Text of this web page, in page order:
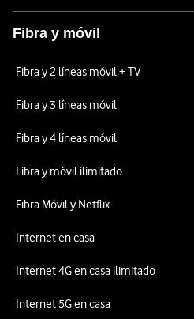
Fibra y móvil
Fibra y 2 líneas móvil + TV
Fibra y 3 líneas móvil
Fibra y 4 líneas móvil
Fibra y móvil ilimitado
Fibra Móvil y Netflix
Internet en casa
Internet 4G en casa ilimitado
Internet 5G en casa